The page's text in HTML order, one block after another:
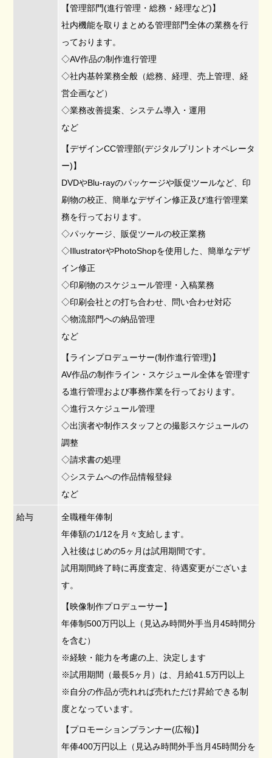
【管理部門(進行管理・総務・経理など)】
社内機能を取りまとめる管理部門全体の業務を行
っております。
◇AV作品の制作進行管理
◇社内基幹業務全般（総務、経理、売上管理、経
営企画など）
◇業務改善提案、システム導入・運用
など
【デザインCC管理部(デジタルプリントオペレータ
ー)】
DVDやBlu-rayのパッケージや販促ツールなど、印
刷物の校正、簡単なデザイン修正及び進行管理業
務を行っております。
◇パッケージ、販促ツールの校正業務
◇IllustratorやPhotoShopを使用した、簡単なデザ
イン修正
◇印刷物のスケジュール管理・入稿業務
◇印刷会社との打ち合わせ、問い合わせ対応
◇物流部門への納品管理
など
【ラインプロデューサー(制作進行管理)】
AV作品の制作ライン・スケジュール全体を管理す
る進行管理および事務作業を行っております。
◇進行スケジュール管理
◇出演者や制作スタッフとの撮影スケジュールの
調整
◇請求書の処理
◇システムへの作品情報登録
など
給与
全職種年俸制
年俸額の1/12を月々支給します。
入社後はじめの5ヶ月は試用期間です。
試用期間終了時に再度査定、待遇変更がございま
す。
【映像制作プロデューサー】
年俸制500万円以上（見込み時間外手当月45時間分
を含む）
※経験・能力を考慮の上、決定します
※試用期間（最長5ヶ月）は、月給41.5万円以上
※自分の作品が売れれば売れただけ昇給できる制
度となっています。
【プロモーションプランナー(広報)】
年俸400万円以上（見込み時間外手当月45時間分を